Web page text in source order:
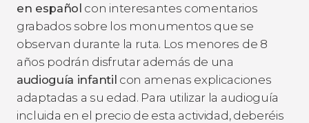
en español con interesantes comentarios
grabados sobre los monumentos que se
observan durante la ruta. Los menores de 8
años podrán disfrutar además de una
audioguía infantil con amenas explicaciones
adaptadas a su edad. Para utilizar la audioguía
incluida en el precio de esta actividad, deberéis